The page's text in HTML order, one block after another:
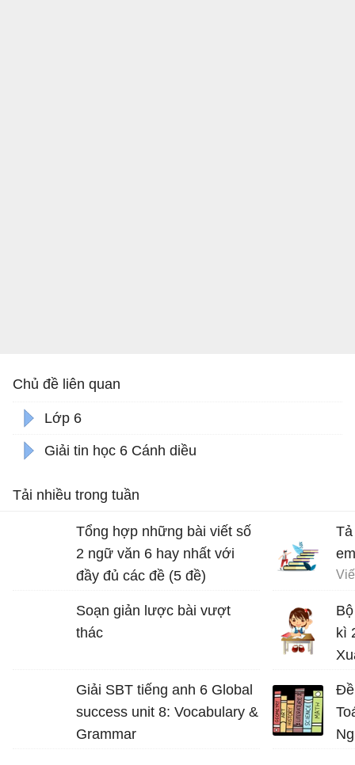
Chủ đề liên quan
Lớp 6
Giải tin học 6 Cánh diều
Tải nhiều trong tuần
Tổng hợp những bài viết số
2 ngữ văn 6 hay nhất với
đầy đủ các đề (5 đề)
Soạn giản lược bài vượt
thác
Giải SBT tiếng anh 6 Global
success unit 8: Vocabulary &
Grammar
kì